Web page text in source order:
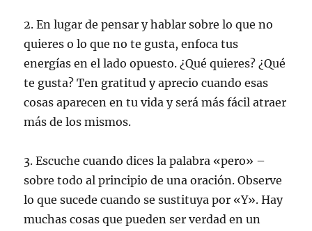
2. En lugar de pensar y hablar sobre lo que no
quieres o lo que no te gusta, enfoca tus
energías en el lado opuesto. ¿Qué quieres? ¿Qué
te gusta? Ten gratitud y aprecio cuando esas
cosas aparecen en tu vida y será más fácil atraer
más de los mismos.
3. Escuche cuando dices la palabra «pero» –
sobre todo al principio de una oración. Observe
lo que sucede cuando se sustituya por «Y». Hay
muchas cosas que pueden ser verdad en un